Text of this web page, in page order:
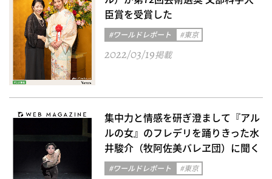
臣賞を受賞した
#ワールドレポート #東京
2022/03/19掲載
集中力と情感を研ぎ澄まして『アル
ルの女』のフレデリを踊りきった水
井駿介（牧阿佐美バレヱ団）に聞く
#ワールドレポート #東京